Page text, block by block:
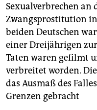
Sexualverbrechen an
Zwangsprostitution
beiden Deutschen
einer Dreijährigen
Taten waren gefilmt
verbreitet worden.
das Ausmaß des
Grenzen gebracht